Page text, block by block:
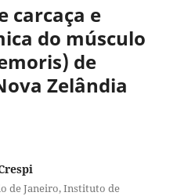
carcaça e
do músculo
de
Zelândia
de Janeiro, Instituto de